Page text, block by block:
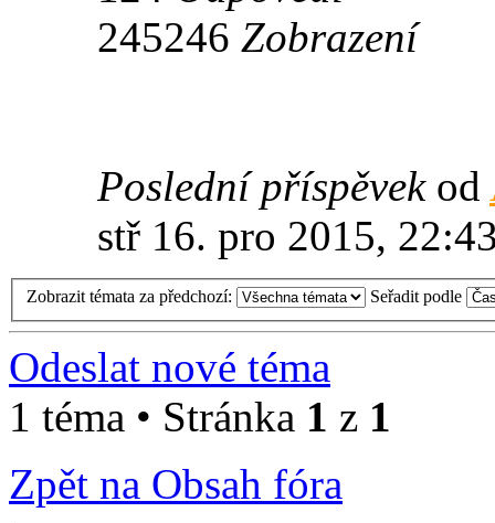
245246 Zobrazení
Poslední příspěvek od
stř 16. pro 2015,
Zobrazit témata za předchozí: Seřadit podle
Odeslat nové téma
1 téma • Stránka 1 z 1
Zpět na Obsah fóra